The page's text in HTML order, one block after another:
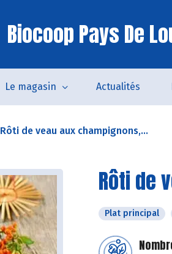
Biocoop Pays De
Le magasin Actualités
Rôti de veau aux champignons,...
Rôti de
Plat principal